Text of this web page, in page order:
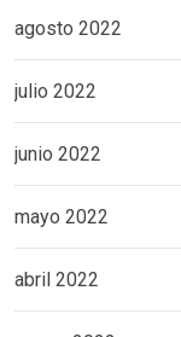
agosto 2022
julio 2022
junio 2022
mayo 2022
abril 2022